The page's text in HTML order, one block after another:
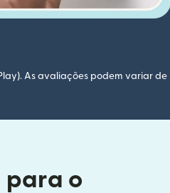
As avaliações podem variar de
para o